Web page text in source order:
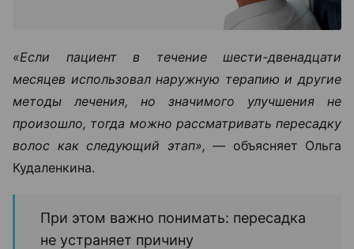
«Если пациент в течение шести-двенадцати
месяцев использовал наружную терапию и другие
методы лечения, но значимого улучшения не
произошло, тогда можно рассматривать пересадку
волос как следующий этап», — объясняет Ольга
Кудаленкина.
При этом важно понимать: пересадка
не устраняет причину